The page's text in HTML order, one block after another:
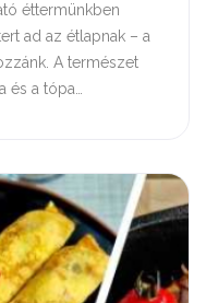
éttermünkben
ad az étlapnak – a
A természet
és a tópa…